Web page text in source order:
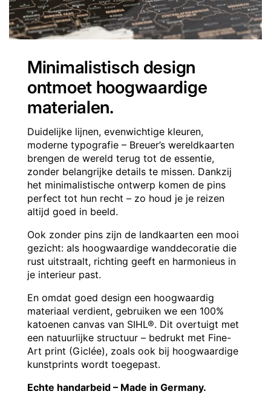
Minimalistisch design
ontmoet hoogwaardige
materialen.
Duidelijke lijnen, evenwichtige kleuren,
moderne typografie – Breuer’s wereldkaarten
brengen de wereld terug tot de essentie,
zonder belangrijke details te missen. Dankzij
het minimalistische ontwerp komen de pins
perfect tot hun recht – zo houd je je reizen
altijd goed in beeld.
Ook zonder pins zijn de landkaarten een mooi
gezicht: als hoogwaardige wanddecoratie die
rust uitstraalt, richting geeft en harmonieus in
je interieur past.
En omdat goed design een hoogwaardig
materiaal verdient, gebruiken we een 100%
katoenen canvas van SIHL®. Dit overtuigt met
een natuurlijke structuur – bedrukt met Fine-
Art print (Giclée), zoals ook bij hoogwaardige
kunstprints wordt toegepast.
Echte handarbeid – Made in Germany.